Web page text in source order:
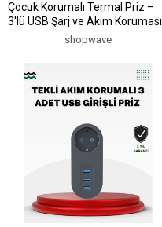
Çocuk Korumalı Termal Priz –
3'lü USB Şarj ve Akım Koruması
shopwave